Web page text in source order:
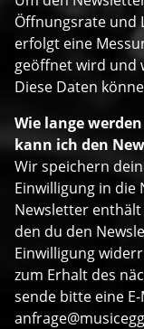
Öffnungsrate und
erfolgt eine
geöffnet wird und
Diese Daten
Wie lange
kann ich den
Wir speichern
Einwilligung in die
Newsletter enthält
den du den
Einwilligung
zum Erhalt des
sende bitte eine